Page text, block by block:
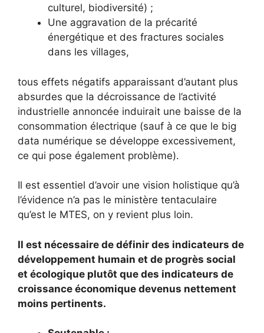
culturel, biodiversité) ;
Une aggravation de la précarité
énergétique et des fractures sociales
dans les villages,
tous effets négatifs apparaissant d’autant plus
absurdes que la décroissance de l’activité
industrielle annoncée induirait une baisse de la
consommation électrique (sauf à ce que le big
data numérique se développe excessivement,
ce qui pose également problème).
Il est essentiel d’avoir une vision holistique qu’à
l’évidence n’a pas le ministère tentaculaire
qu’est le MTES, on y revient plus loin.
Il est nécessaire de définir des indicateurs de
développement humain et de progrès social
et écologique plutôt que des indicateurs de
croissance économique devenus nettement
moins pertinents.